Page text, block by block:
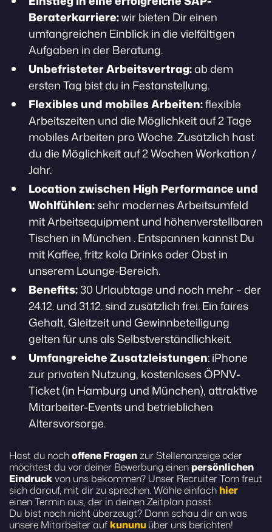
Beraterkarriere:wir bieten Dir einen
umfangreichen Einblick in die vielfältigen
Aufgaben in der Beratung.
Unbefristeter Arbeitsvertrag:ab dem
ersten Tag bist du in Festanstellung.
Flexibles und mobiles Arbeiten:flexible
Arbeitszeiten und die Möglichkeit auf 2 Tage
mobiles Arbeiten pro Woche. Zusätzlich hast
du die Möglichkeit auf 2 Wochen Workation /
Jahr.
Location zwischen High Performance und
Wohlfühlen:sehr modernes Arbeitsumfeld
mit Arbeitsequipment und höhenverstellbaren
Tischen in München . Entspannen kannst Du
mit Kaffee, fritz kola Drinks oder Obst in
unserem Lounge-Bereich.
Benefits:30 Urlaubtage und noch mehr – der
24.12. und 31.12. sind zusätzlich frei. Ein faires
Gehalt, Gleitzeit und Gewinnbeteiligung
gelten für uns als Selbstverständlichkeit.
Umfangreiche Zusatzleistungen: iPhone
zur privaten Nutzung, kostenloses ÖPNV-
Ticket (in Hamburg und München), attraktive
Mitarbeiter-Events und betrieblichen
Altersvorsorge.
Hast du nochoffene Fragenzur Stellenanzeige oder
möchtest du vor deiner Bewerbung einen persönlichen
Eindruckvon uns bekommen? Unser Recruiter Tom freut
sich darauf, mit dir zu sprechen. Wähle einfach hier
einen Termin aus, der in deinen Zeitplan passt.
Du bist noch nicht überzeugt? Dann schau dir an was
unsere Mitarbeiter auf kununuüber uns berichten!